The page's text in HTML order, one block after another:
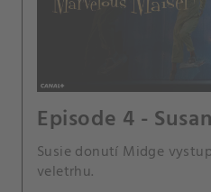
Episode 4 - Susan
Susie donutí Midge
veletrhu.